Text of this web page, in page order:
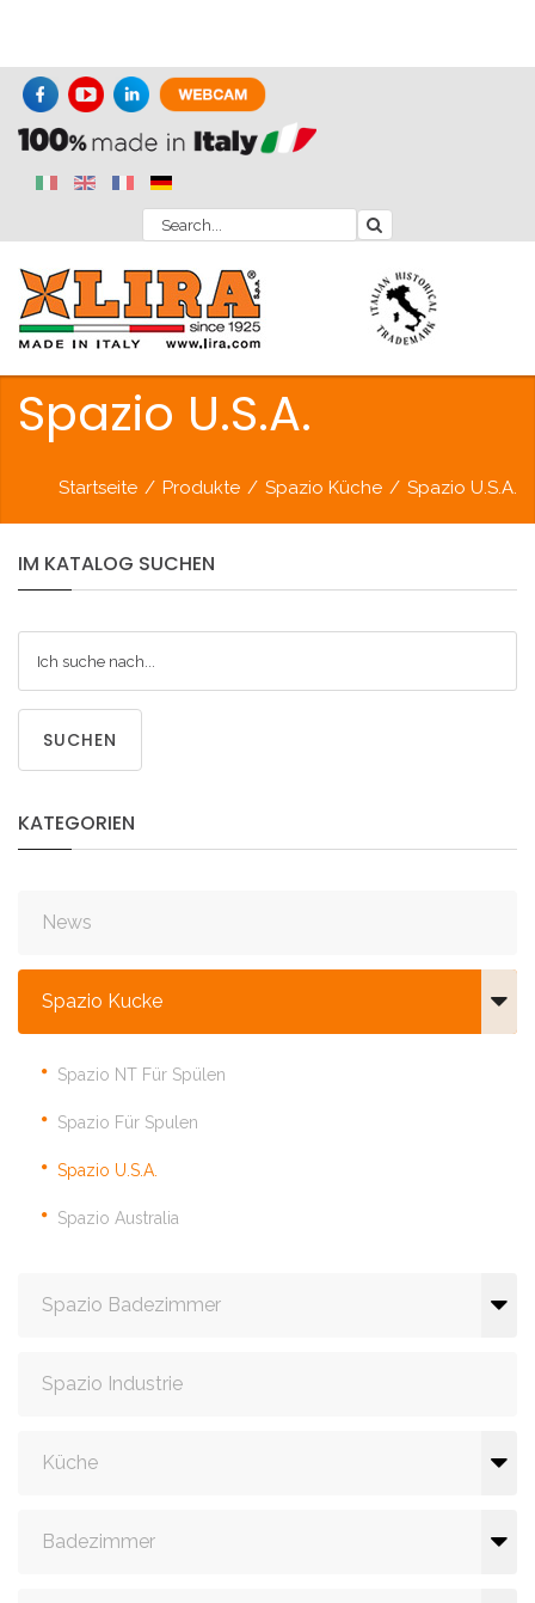
Spazio U.S.A.
Startseite / Produkte / Spazio Küche / Spazio U.S.A.
IM KATALOG SUCHEN
SUCHEN
KATEGORIEN
News
Spazio Kucke
Spazio NT Für Spülen
Spazio Für Spulen
Spazio U.S.A.
Spazio Australia
Spazio Badezimmer
Spazio Industrie
Küche
Badezimmer